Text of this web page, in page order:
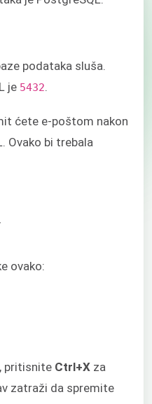
podataka sluša.
je 5432.
ćete e-poštom nakon
Ovako bi trebala
ovako:
pritisnite Ctrl+X za
zatraži da spremite